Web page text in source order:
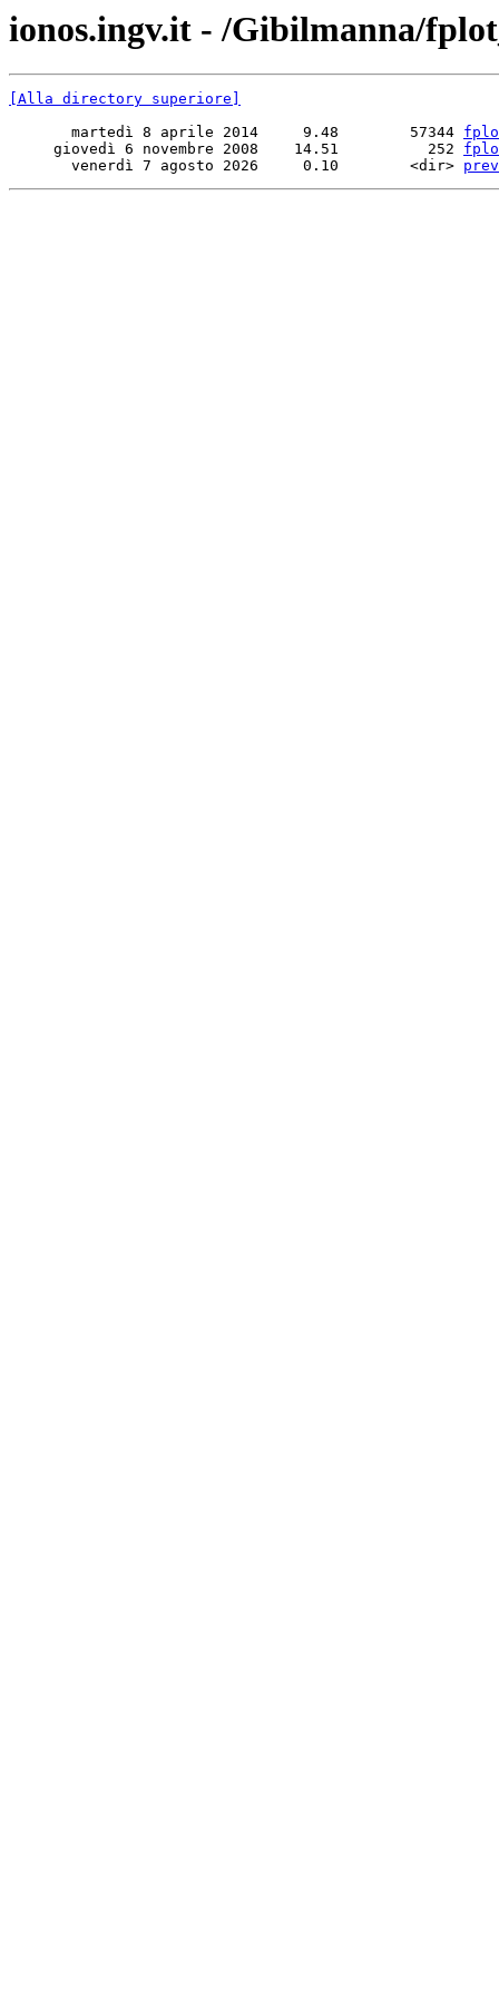
ionos.ingv.it - /Gibilmanna/
[Alla directory superiore]
       martedì 8 aprile 2014     9.48        57344
     giovedì 6 novembre 2008    14.51          252
       venerdì 7 agosto 2026     0.10        <dir>